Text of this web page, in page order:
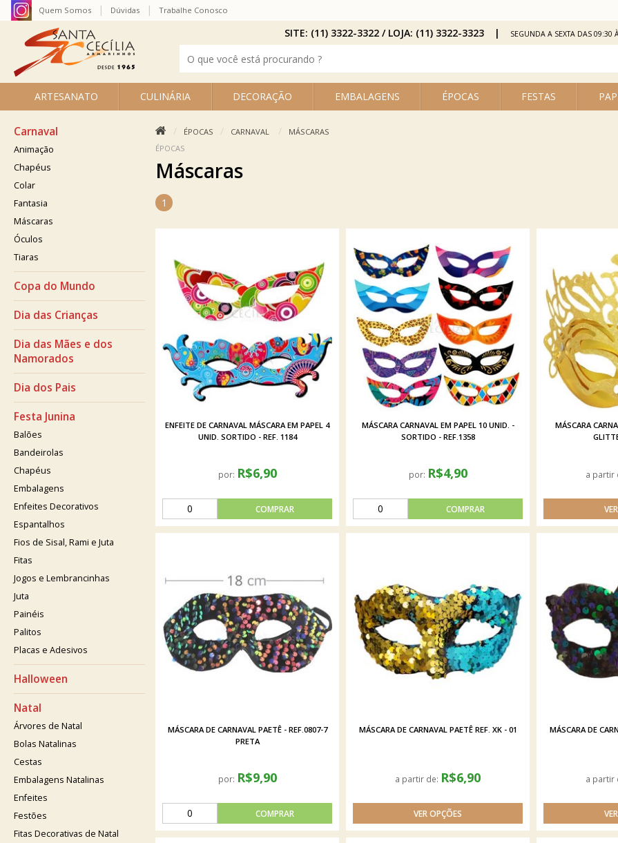
ARTESANATO CULINÁRIA DECORAÇÃO EMBALAGENS ÉPOCAS FESTAS
Quem Somos Dúvidas Trabalhe Conosco
SITE: (11) 3322-3322 / LOJA: (11) 3322-3323 SEGUNDA A SEXTA DAS 09:30
Carnaval
Animação
Chapéus
Colar
Fantasia
Máscaras
Óculos
Tiaras
Copa do Mundo
Dia das Crianças
Dia das Mães e dos
Namorados
Dia dos Pais
Festa Junina
Balões
Bandeirolas
Chapéus
Embalagens
Enfeites Decorativos
Espantalhos
Fios de Sisal, Rami e Juta
Fitas
Jogos e Lembrancinhas
Juta
Painéis
Palitos
Placas e Adesivos
Halloween
Natal
Árvores de Natal
Bolas Natalinas
Cestas
Embalagens Natalinas
Enfeites
Festões
Fitas Decorativas de Natal
ÉPOCAS CARNAVAL
MÁSCARAS
ÉPOCAS
Máscaras
1
ENFEITE DE CARNAVAL MÁSCARA EM PAPEL 4
UNID. SORTIDO - REF. 1184
por: R$6,90
MÁSCARA CARNAVAL EM PAPEL 10 UNID. -
SORTIDO - REF.1358
por: R$4,90
MÁSCARA
a partir
MÁSCARA DE CARNAVAL PAETÊ - REF.0807-7
PRETA
por: R$9,90
MÁSCARA DE CARNAVAL PAETÊ REF. XK - 01
a partir de: R$6,90
MÁSCARA DE
a partir